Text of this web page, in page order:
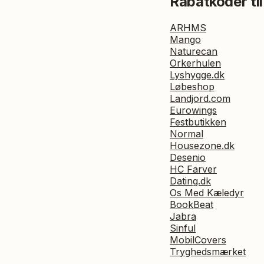
ARHMS
Mango
Naturecan
Orkerhulen
Lyshygge.dk
Løbeshop
Landjord.com
Eurowings
Festbutikken
Normal
Housezone.dk
Desenio
HC Farver
Dating.dk
Os Med Kæledyr
BookBeat
Jabra
Sinful
MobilCovers
Tryghedsmærket